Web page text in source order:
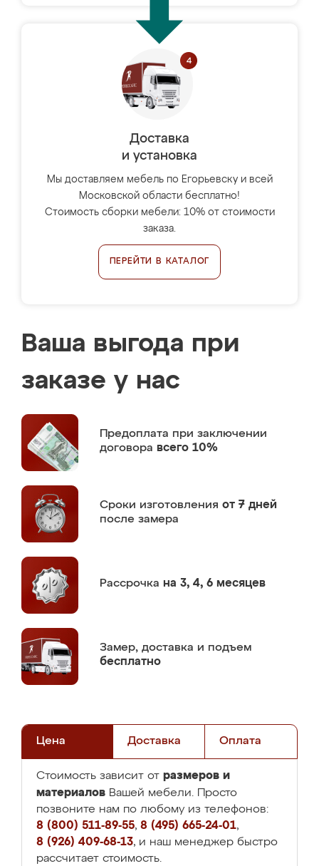
Доставка
и установка
Мы доставляем мебель по Егорьевску и всей
Московской области бесплатно!
Стоимость сборки мебели: 10% от стоимости
заказа.
ПЕРЕЙТИ В КАТАЛОГ
Ваша выгода при
заказе у нас
Предоплата при заключении
договора всего 10%
Сроки изготовления от 7 дней
после замера
Рассрочка на 3, 4, 6 месяцев
Замер, доставка и подъем
бесплатно
Цена Доставка Оплата
Стоимость зависит от размеров и
материалов Вашей мебели. Просто
позвоните нам по любому из телефонов:
8 (800) 511-89-55, 8 (495) 665-24-01,
8 (926) 409-68-13, и наш менеджер быстро
рассчитает стоимость.